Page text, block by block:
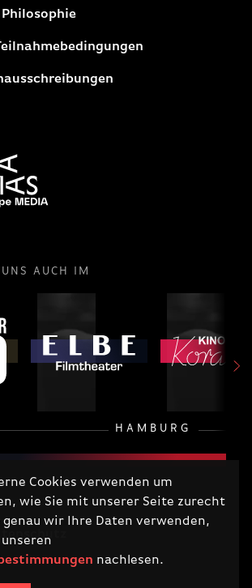
Cookies verwenden um
wie Sie mit unserer Seite zurecht
genau wir Ihre Daten verwenden,
nachlesen.
AUCH IM
HAMBURG